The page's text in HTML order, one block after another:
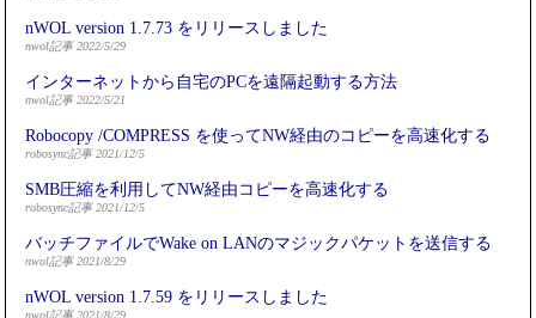
nWOL version 1.7.73 をリリースしました
nwol記事 2022/5/29
インターネットから自宅のPCを遠隔起動する方法
nwol記事 2022/5/21
Robocopy /COMPRESS を使ってNW経由のコピーを高速化する
robosync記事 2021/12/5
SMB圧縮を利用してNW経由コピーを高速化する
robosync記事 2021/12/5
バッチファイルでWake on LANのマジックパケットを送信する
nwol記事 2021/8/29
nWOL version 1.7.59 をリリースしました
nwol記事 2021/8/29